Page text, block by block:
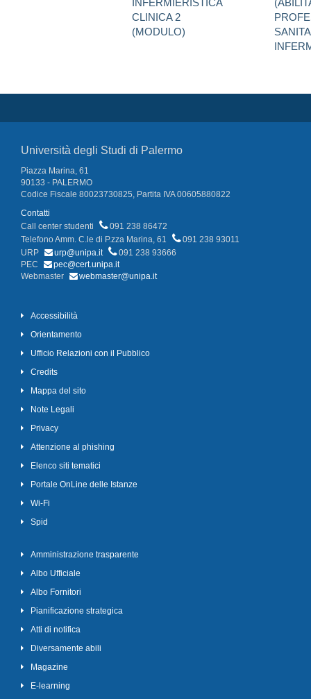
INFERMIERISTICA
CLINICA 2
(MODULO)
Università degli Studi di Palermo
Piazza Marina, 61
90133 - PALERMO
Codice Fiscale 80023730825, Partita IVA 00605880822
Contatti
Call center studenti
091 238 86472
Telefono Amm. C.le di P.zza Marina, 61
091 238 93011
URP
urp@unipa.it
091 238 93666
PEC
pec@cert.unipa.it
Webmaster
webmaster@unipa.it
Accessibilità
Orientamento
Ufficio Relazioni con il Pubblico
Credits
Mappa del sito
Note Legali
Privacy
Attenzione al phishing
Elenco siti tematici
Portale OnLine delle Istanze
Wi-Fi
Spid
Amministrazione trasparente
Albo Ufficiale
Albo Fornitori
Pianificazione strategica
Atti di notifica
Diversamente abili
Magazine
E-learning